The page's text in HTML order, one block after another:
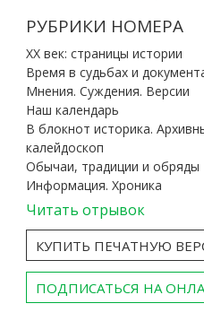
РУБРИКИ НОМЕРА
ХХ век: страницы истории
Время в судьбах и
Мнения. Суждения. Версии
Наш календарь
В блокнот историка.
калейдоскоп
Обычаи, традиции и обряды
Информация. Хроника
Читать отрывок
КУПИТЬ ПЕЧАТНУЮ
ПОДПИСАТЬСЯ НА